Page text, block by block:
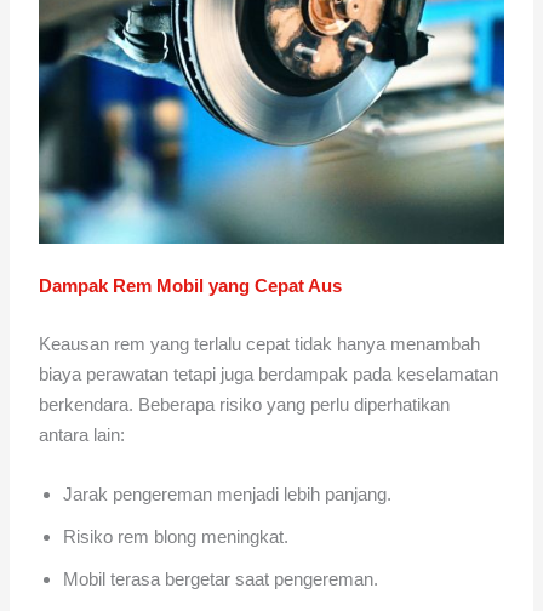
Dampak Rem Mobil yang Cepat Aus
Keausan rem yang terlalu cepat tidak hanya menambah
biaya perawatan tetapi juga berdampak pada keselamatan
berkendara. Beberapa risiko yang perlu diperhatikan
antara lain:
Jarak pengereman menjadi lebih panjang.
Risiko rem blong meningkat.
Mobil terasa bergetar saat pengereman.